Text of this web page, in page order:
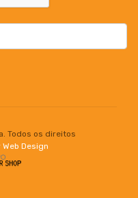
Todos os direitos
Web Design